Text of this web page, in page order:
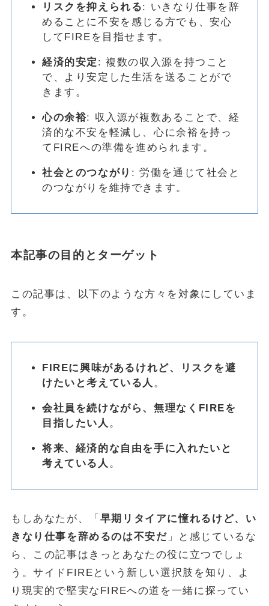
リスクを抑えられる: いきなり仕事を辞
めることに不安を感じる方でも、安心
してFIREを目指せます。
経済的安定 : 複数の収入源を持つこと
で、より安定した生活を送ることがで
きます。
心の余裕: 収入源が複数あることで、経
済的な不安を軽減し、心に余裕を持っ
てFIREへの準備を進められます。
社会とのつながり : 労働を通じて社会と
のつながりを維持できます。
本記事の目的とターゲット
この記事は、以下のような方々を対象にしていま
す。
FIREに興味があるけれど、リスクを避
けたいと考えている人 。
会社員を続けながら、無理なくFIREを
目指したい人 。
将来、経済的な自由を手に入れたいと
考えている人 。
もしあなたが、「 早期リタイアに憧れるけど、い
きなり仕事を辞めるのは不安だ 」と感じているな
ら、この記事はきっとあなたの役に立つでしょ
う。サイドFIREという新しい選択肢を知り、よ
り現実的で堅実なFIREへの道を一緒に探ってい